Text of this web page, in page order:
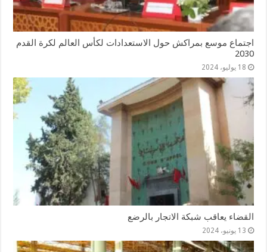
اجتماع موسع بمراكش حول الاستعدادات لكأس العالم لكرة القدم
2030
18 يوليو، 2024
القضاء يعاقب شبكة الاتجار بالرضع
13 يونيو، 2024